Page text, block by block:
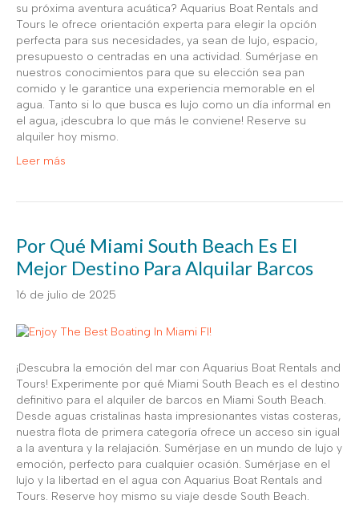
su próxima aventura acuática? Aquarius Boat Rentals and
Tours le ofrece orientación experta para elegir la opción
perfecta para sus necesidades, ya sean de lujo, espacio,
presupuesto o centradas en una actividad. Sumérjase en
nuestros conocimientos para que su elección sea pan
comido y le garantice una experiencia memorable en el
agua. Tanto si lo que busca es lujo como un día informal en
el agua, ¡descubra lo que más le conviene! Reserve su
alquiler hoy mismo.
Leer más
Por Qué Miami South Beach Es El
Mejor Destino Para Alquilar Barcos
16 de julio de 2025
¡Descubra la emoción del mar con Aquarius Boat Rentals and
Tours! Experimente por qué Miami South Beach es el destino
definitivo para el alquiler de barcos en Miami South Beach.
Desde aguas cristalinas hasta impresionantes vistas costeras,
nuestra flota de primera categoría ofrece un acceso sin igual
a la aventura y la relajación. Sumérjase en un mundo de lujo y
emoción, perfecto para cualquier ocasión. Sumérjase en el
lujo y la libertad en el agua con Aquarius Boat Rentals and
Tours. Reserve hoy mismo su viaje desde South Beach.